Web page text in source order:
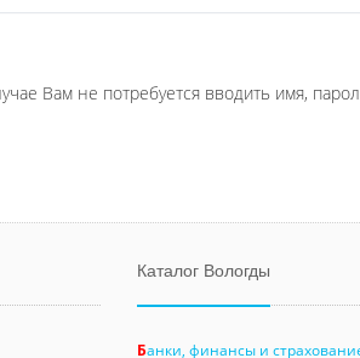
Вам не потребуется вводить имя,
Каталог Вологды
Банки, финансы и